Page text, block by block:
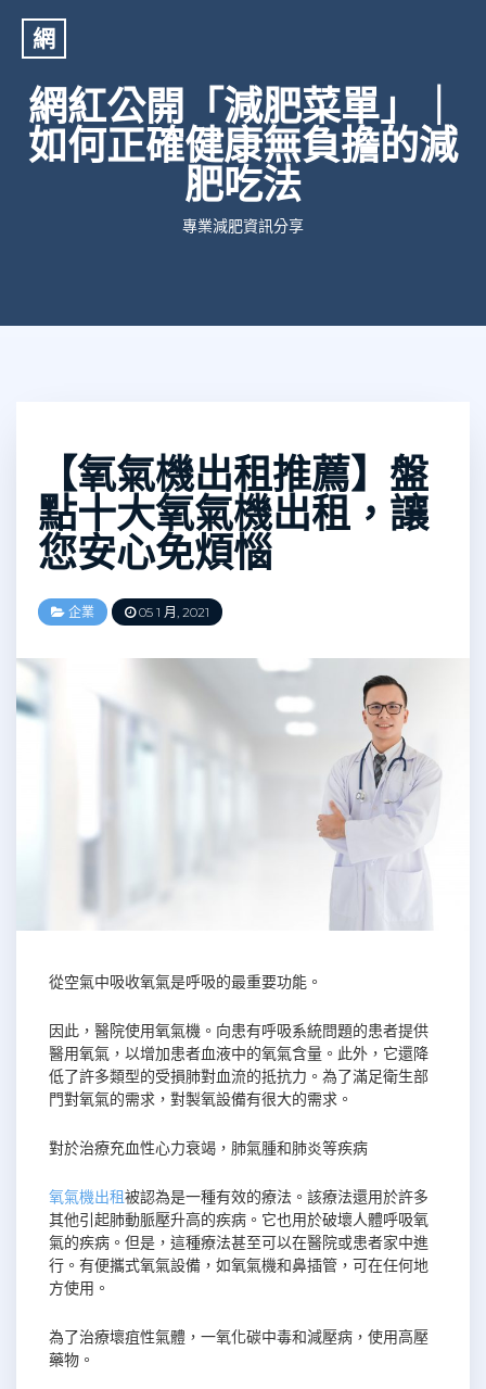
網
網紅公開「減肥菜單」｜
如何正確健康無負擔的減
肥吃法
專業減肥資訊分享
【氧氣機出租推薦】盤
點十大氧氣機出租，讓
您安心免煩惱
企業 05 1 月, 2021
從空氣中吸收氧氣是呼吸的最重要功能。
因此，醫院使用氧氣機。向患有呼吸系統問題的患者提供
醫用氧氣，以增加患者血液中的氧氣含量。此外，它還降
低了許多類型的受損肺對血流的抵抗力。為了滿足衛生部
門對氧氣的需求，對製氧設備有很大的需求。
對於治療充血性心力衰竭，肺氣腫和肺炎等疾病
氧氣機出租被認為是一種有效的療法。該療法還用於許多
其他引起肺動脈壓升高的疾病。它也用於破壞人體呼吸氧
氣的疾病。但是，這種療法甚至可以在醫院或患者家中進
行。有便攜式氧氣設備，如氧氣機和鼻插管，可在任何地
方使用。
為了治療壞疽性氣體，一氧化碳中毒和減壓病，使用高壓
藥物。